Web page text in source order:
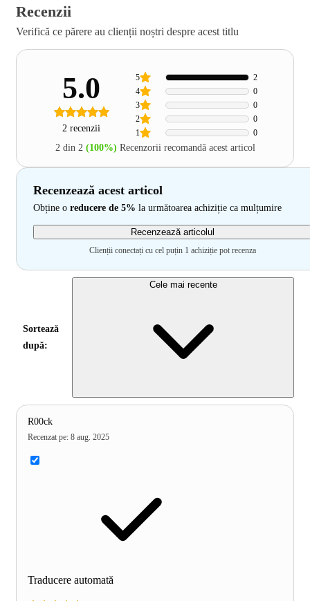
Recenzii
Verifică ce părere au clienții noștri despre acest titlu
5.0
2 recenzii 1 0
2 0
3 0
4 0
5 2
2 din 2 (100%) Recenzorii recomandă acest articol
Recenzează acest articol
Obține o reducere de 5% la următoarea achiziție ca mulțumire
Recenzează articolul
Clienții conectați cu cel puțin 1 achiziție pot recenza
Sortează
după:
Cele mai recente
R00ck
Recenzat pe: 8 aug. 2025
Traducere automată